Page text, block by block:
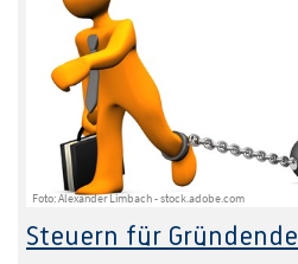
Foto: Alexander Limbach - stock.adobe.com
Steuern für Gründende